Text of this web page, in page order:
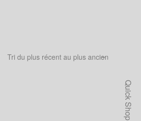
Quick Shop